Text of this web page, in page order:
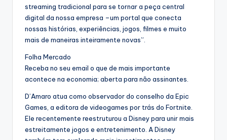
streaming tradicional para se tornar a peça central
digital da nossa empresa –um portal que conecta
nossas histórias, experiências, jogos, filmes e muito
mais de maneiras inteiramente novas”.
Folha Mercado
Receba no seu email o que de mais importante
acontece na economia; aberta para não assinantes.
D’Amaro atua como observador do conselho da Epic
Games, a editora de videogames por trás do Fortnite.
Ele recentemente reestruturou a Disney para unir mais
estreitamente jogos e entretenimento. A Disney